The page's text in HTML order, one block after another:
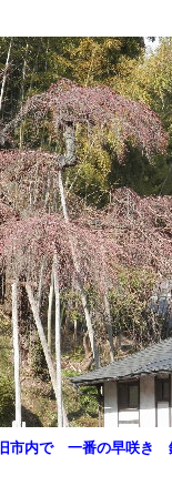
市内で 一番の早咲き